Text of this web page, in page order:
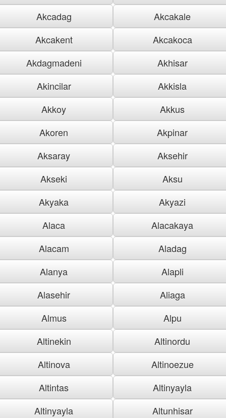
Akcadag
Akcakale
Akcakent
Akcakoca
Akdagmadeni
Akhisar
Akincilar
Akkisla
Akkoy
Akkus
Akoren
Akpinar
Aksaray
Aksehir
Akseki
Aksu
Akyaka
Akyazi
Alaca
Alacakaya
Alacam
Aladag
Alanya
Alapli
Alasehir
Aliaga
Almus
Alpu
Altinekin
Altinordu
Altinova
Altinoezue
Altintas
Altinyayla
Altinyayla
Altunhisar